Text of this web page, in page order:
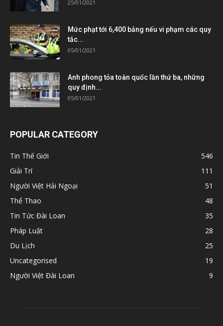
25/01/2021
Mức phạt tới 6,400 bảng nếu vi phạm các quy
tắc...
05/01/2021
Anh phong tỏa toàn quốc lần thứ ba, những
quy định...
05/01/2021
POPULAR CATEGORY
Tin Thế Giới
546
Giải Trí
111
Người Việt Hải Ngoại
51
Thể Thao
48
Tin Tức Đài Loan
35
Pháp Luật
28
Du Lịch
25
Uncategorised
19
Người Việt Đài Loan
9